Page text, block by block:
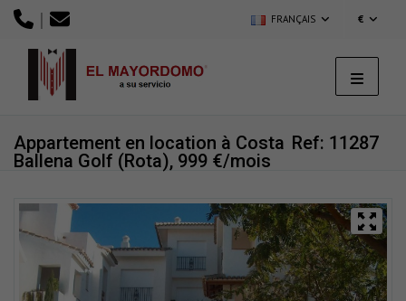
| FRANÇAIS €
Ref: 11287
Appartement en location à Costa
Ballena Golf (Rota), 999 €/mois